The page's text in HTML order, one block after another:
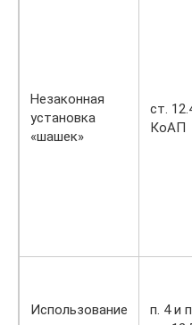
Незаконная
установка
«шашек»
ст.
КоАП
Использование
п. 4 и